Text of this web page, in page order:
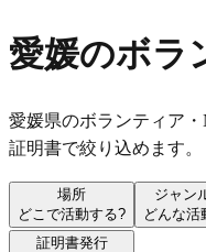
愛媛のボラ
愛媛県のボランティア
証明書で絞り込めます。
場所
どこで活動する?
ジャン
どんな活
証明書発行